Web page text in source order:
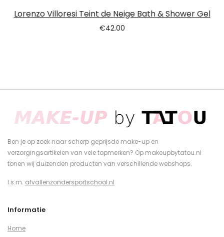
Lorenzo Villoresi Teint de Neige Bath & Shower Gel
€42.00
Ben je op zoek naar scherp geprijsde make-up en
verzorgingsartikelen van vele topmerken? Op makeupbytatou.nl
tonen wij duizenden producten van verschillende webshops.
I.s.m. afvallenzondersportschool.nl
Informatie
Home